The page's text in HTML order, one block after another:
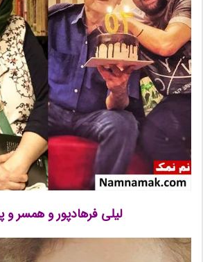
لیلی فرهادپور و همسر